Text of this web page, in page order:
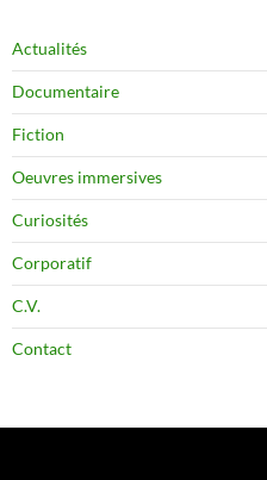
Actualités
Documentaire
Fiction
Oeuvres immersives
Curiosités
Corporatif
C.V.
Contact